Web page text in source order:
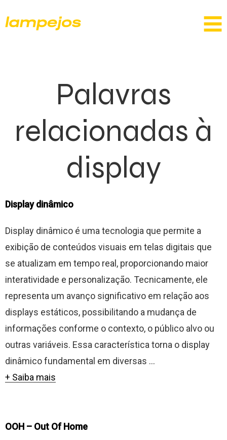
Palavras
relacionadas à
display
Display dinâmico
Display dinâmico é uma tecnologia que permite a
exibição de conteúdos visuais em telas digitais que
se atualizam em tempo real, proporcionando maior
interatividade e personalização. Tecnicamente, ele
representa um avanço significativo em relação aos
displays estáticos, possibilitando a mudança de
informações conforme o contexto, o público alvo ou
outras variáveis. Essa característica torna o display
dinâmico fundamental em diversas ...
+ Saiba mais
OOH – Out Of Home